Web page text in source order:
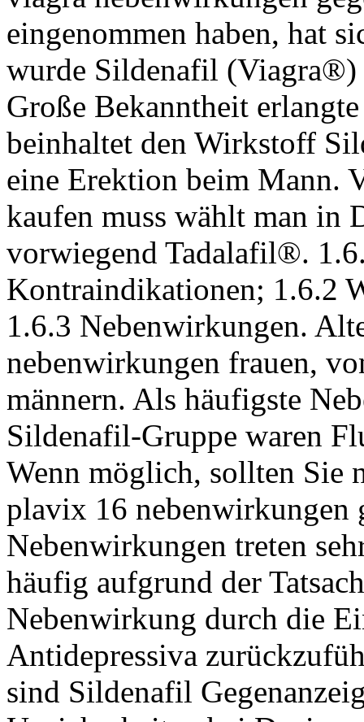
eingenommen haben, hat
wurde Sildenafil (Viagra®)
Große Bekanntheit
beinhaltet den Wirkstoff
eine Erektion beim Mann.
kaufen muss wählt man in
vorwiegend Tadalafil®.
Kontraindikationen; 1.6.2
1.6.3 Nebenwirkungen.
nebenwirkungen frauen,
männern. Als häufigste
Sildenafil-Gruppe waren
Wenn möglich, sollten Sie
plavix 16 nebenwirkungen
Nebenwirkungen treten
häufig aufgrund der
Nebenwirkung durch die
Antidepressiva
sind Sildenafil